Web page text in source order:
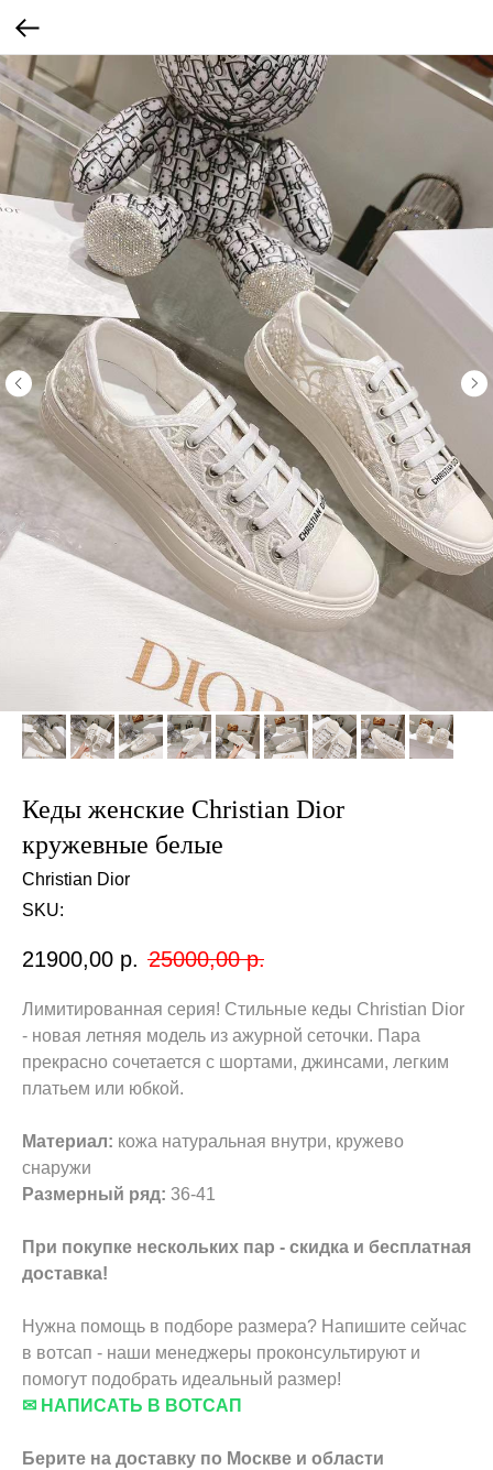
Кеды женские Christian Dior
кружевные белые
Christian Dior
SKU:
21900,00 р. 25000,00 р.
Лимитированная серия! Стильные кеды Christian Dior
- новая летняя модель из ажурной сеточки. Пара
прекрасно сочетается с шортами, джинсами, легким
платьем или юбкой.
Материал: кожа натуральная внутри, кружево
снаружи
Размерный ряд: 36-41
При покупке нескольких пар - скидка и бесплатная
доставка!
Нужна помощь в подборе размера? Напишите сейчас
в вотсап - наши менеджеры проконсультируют и
помогут подобрать идеальный размер!
✉ НАПИСАТЬ В ВОТСАП
Берите на доставку по Москве и области